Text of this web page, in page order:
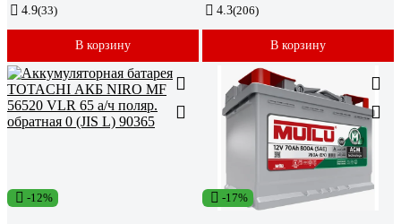
4.9(33)
В корзину
4.3(206)
В корзину
-12% -17%